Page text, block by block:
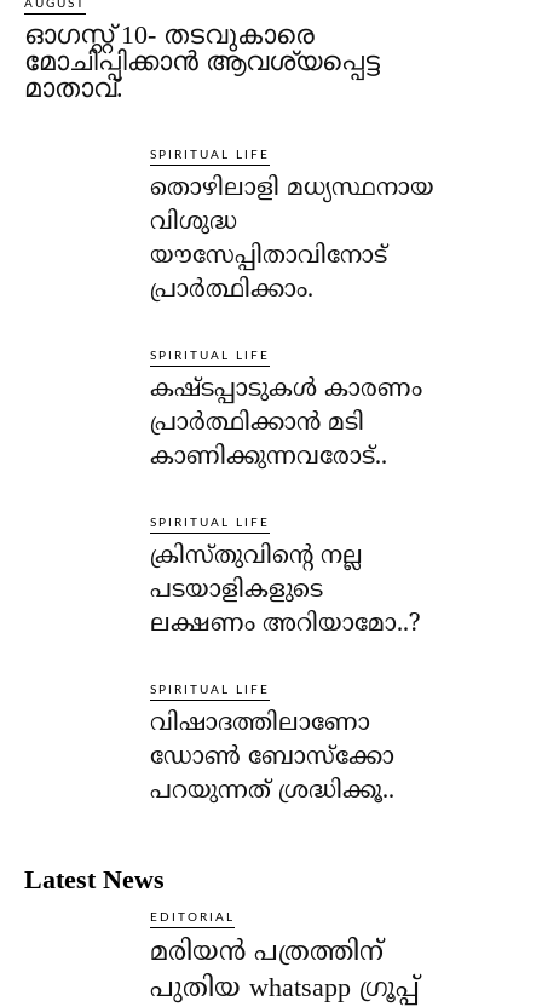
AUGUST
ഓഗസ്റ്റ് 10- തടവുകാരെ
മോചിപ്പിക്കാന്‍ ആവശ്യപ്പെട്ട
മാതാവ്.
SPIRITUAL LIFE
തൊഴിലാളി മധ്യസ്ഥനായ
വിശുദ്ധ
യൗസേപ്പിതാവിനോട്
പ്രാര്‍ത്ഥിക്കാം.
SPIRITUAL LIFE
കഷ്ടപ്പാടുകള്‍ കാരണം
പ്രാര്‍ത്ഥിക്കാന്‍ മടി
കാണിക്കുന്നവരോട്..
SPIRITUAL LIFE
ക്രിസ്തുവിന്റെ നല്ല
പടയാളികളുടെ
ലക്ഷണം അറിയാമോ..?
SPIRITUAL LIFE
വിഷാദത്തിലാണോ
ഡോണ്‍ ബോസ്‌ക്കോ
പറയുന്നത് ശ്രദ്ധിക്കൂ..
Latest News
EDITORIAL
മരിയൻ പത്രത്തിന്
പുതിയ whatsapp ഗ്രൂപ്പ്